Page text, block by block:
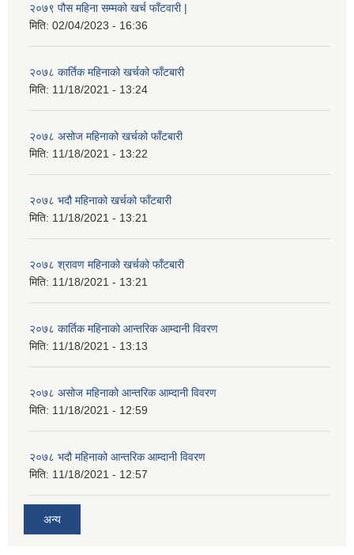
२०७९ पौस महिना सम्मको खर्च फाँटवारी |
मिति: 02/04/2023 - 16:36
२०७८ कार्तिक महिनाको खर्चको फाँटबारी
मिति: 11/18/2021 - 13:24
२०७८ असोज महिनाको खर्चको फाँटबारी
मिति: 11/18/2021 - 13:22
२०७८ भदौ महिनाको खर्चको फाँटबारी
मिति: 11/18/2021 - 13:21
२०७८ श्रावण महिनाको खर्चको फाँटबारी
मिति: 11/18/2021 - 13:21
२०७८ कार्तिक महिनाको आन्तरिक आम्दानी विवरण
मिति: 11/18/2021 - 13:13
२०७८ असोज महिनाको आन्तरिक आम्दानी विवरण
मिति: 11/18/2021 - 12:59
२०७८ भदौ महिनाको आन्तरिक आम्दानी विवरण
मिति: 11/18/2021 - 12:57
अन्य